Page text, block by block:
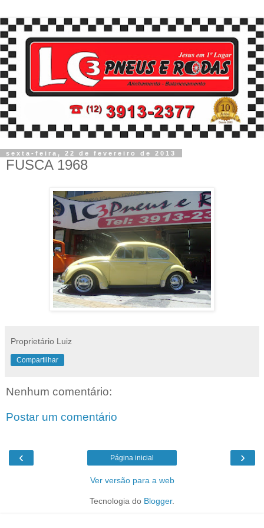
sexta-feira, 22 de fevereiro de 2013
FUSCA 1968
Proprietário Luiz
Compartilhar
Nenhum comentário:
Postar um comentário
‹ ›
Página inicial
Ver versão para a web
Tecnologia do Blogger.